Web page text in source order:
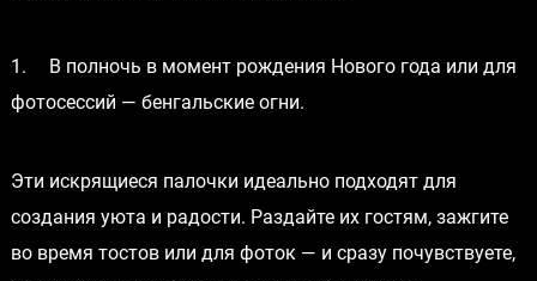
1.
В полночь в момент рождения Нового года или для
фотосессий — бенгальские огни.
Эти искрящиеся палочки идеально подходят для
создания уюта и радости. Раздайте их гостям, зажгите
во время тостов или для фоток — и сразу почувствуете,